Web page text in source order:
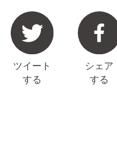
ツイート
する
シェア
する